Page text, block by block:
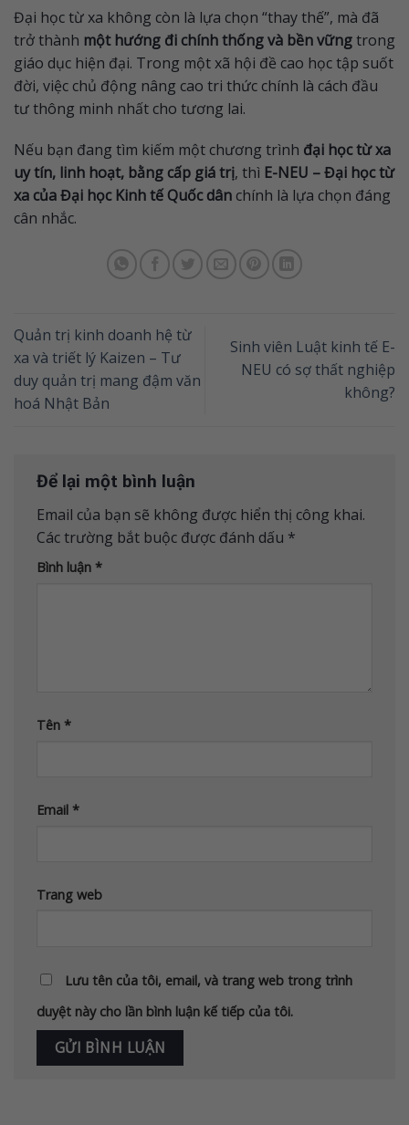
Đại học từ xa không còn là lựa chọn “thay thế”, mà đã
trở thành một hướng đi chính thống và bền vữngtrong
giáo dục hiện đại. Trong một xã hội đề cao học tập suốt
đời, việc chủ động nâng cao tri thức chính là cách đầu
tư thông minh nhất cho tương lai.
Nếu bạn đang tìm kiếm một chương trình đại học từ xa
uy tín, linh hoạt, bằng cấp giá trị, thì E-NEU – Đại học từ
xa của Đại học Kinh tế Quốc dân chính là lựa chọn đáng
cân nhắc.
Quản trị kinh doanh hệ từ
xa và triết lý Kaizen – Tư
duy quản trị mang đậm văn
hoá Nhật Bản
Sinh viên Luật kinh tế E-
NEU có sợ thất nghiệp
không?
Để lại một bình luận
Email của bạn sẽ không được hiển thị công khai.
Các trường bắt buộc được đánh dấu *
Bình luận *
Tên *
Email *
Trang web
Lưu tên của tôi, email, và trang web trong trình
duyệt này cho lần bình luận kế tiếp của tôi.